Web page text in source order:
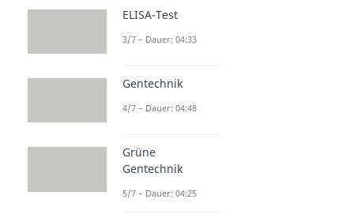
ELISA-Test
3/7 – Dauer: 04:33
Gentechnik
4/7 – Dauer: 04:48
Grüne
Gentechnik
5/7 – Dauer: 04:25